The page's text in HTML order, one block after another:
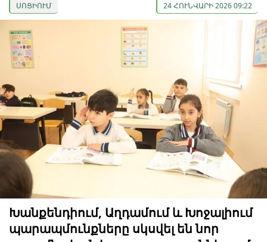
ՍՈՑԻՈՒՄ 24 ՀՈՒՆՎԱՐԻ 2026 09:22
Խանքենդիում, Աղդամում և Խոջալիում
պարապմունքները սկսվել են նոր